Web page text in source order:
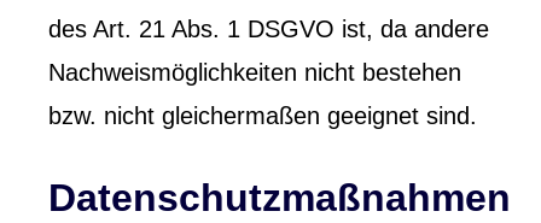
des Art. 21 Abs. 1 DSGVO ist, da andere
Nachweismöglichkeiten nicht bestehen
bzw. nicht gleichermaßen geeignet sind.
Datenschutzmaßnahmen